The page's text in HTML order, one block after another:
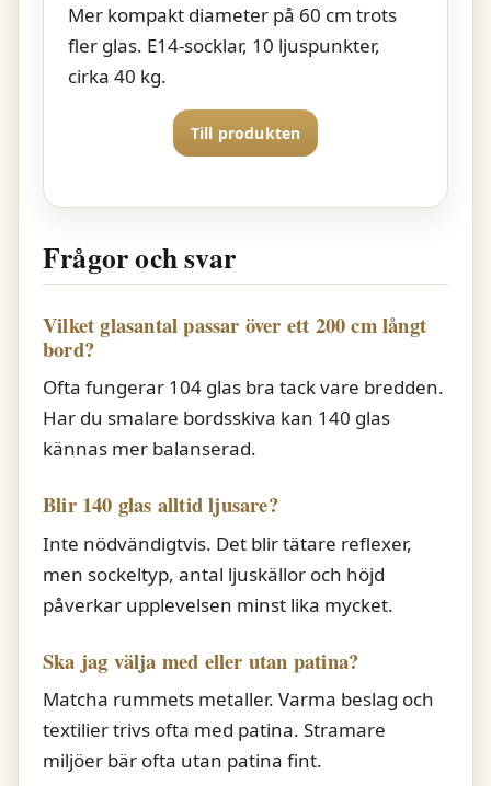
Mer kompakt diameter på 60 cm trots
fler glas. E14-socklar, 10 ljuspunkter,
cirka 40 kg.
Till produkten
Frågor och svar
Vilket glasantal passar över ett 200 cm långt
bord?
Ofta fungerar 104 glas bra tack vare bredden.
Har du smalare bordsskiva kan 140 glas
kännas mer balanserad.
Blir 140 glas alltid ljusare?
Inte nödvändigtvis. Det blir tätare reflexer,
men sockeltyp, antal ljuskällor och höjd
påverkar upplevelsen minst lika mycket.
Ska jag välja med eller utan patina?
Matcha rummets metaller. Varma beslag och
textilier trivs ofta med patina. Stramare
miljöer bär ofta utan patina fint.